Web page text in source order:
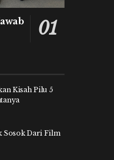
Kisah Pilu 5
Sosok Dari Film